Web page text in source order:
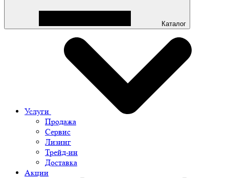
Каталог
Услуги
Продажа
Сервис
Лизинг
Трейд-ин
Доставка
Акции